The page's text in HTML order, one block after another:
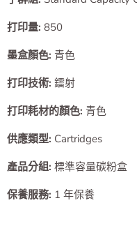
打印量: 850
墨盒顏色: 青色
打印技術: 鐳射
打印耗材的顏色: 青色
供應類型: Cartridges
產品分組: 標準容量碳粉盒
保養服務: 1 年保養